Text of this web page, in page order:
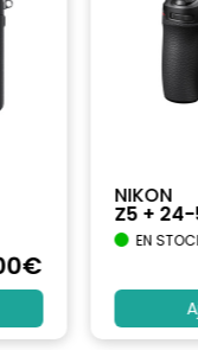
€
NIKON
Z5 +
EN